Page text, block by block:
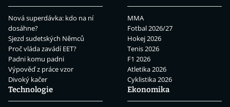
Nová superdávka: kdo na ní
dosáhne?
Sjezd sudetských Němců
Proč vláda zavádí EET?
Padni komu padni
Výpověď z práce vzor
Divoký kačer
MMA
Fotbal 2026/27
Hokej 2026
Tenis 2026
F1 2026
Atletika 2026
Cyklistika 2026
Technologie
Ekonomika